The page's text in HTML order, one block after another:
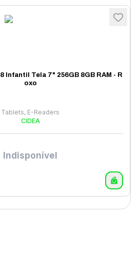
Infantil Tela 7" 256GB 8GB RAM - R
oxo
Tablets, E-Readers
CIDEA
Indisponível